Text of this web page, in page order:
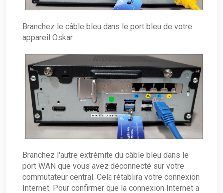
Branchez le câble bleu dans le port bleu de votre
appareil Oskar.
Branchez l'autre extrémité du câble bleu dans le
port WAN que vous avez déconnecté sur votre
commutateur central. Cela rétablira votre connexion
Internet. Pour confirmer que la connexion Internet a